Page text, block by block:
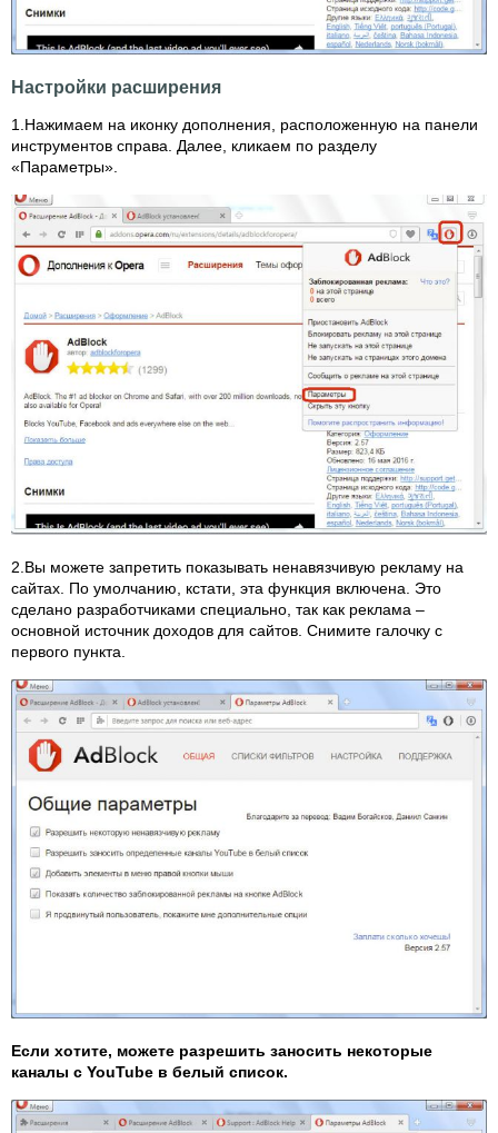
Настройки расширения
1.Нажимаем на иконку дополнения, расположенную на панели
инструментов справа. Далее, кликаем по разделу
«Параметры».
2.Вы можете запретить показывать ненавязчивую рекламу на
сайтах. По умолчанию, кстати, эта функция включена. Это
сделано разработчиками специально, так как реклама –
основной источник доходов для сайтов. Снимите галочку с
первого пункта.
Если хотите, можете разрешить заносить некоторые
каналы с YouTube в белый список.